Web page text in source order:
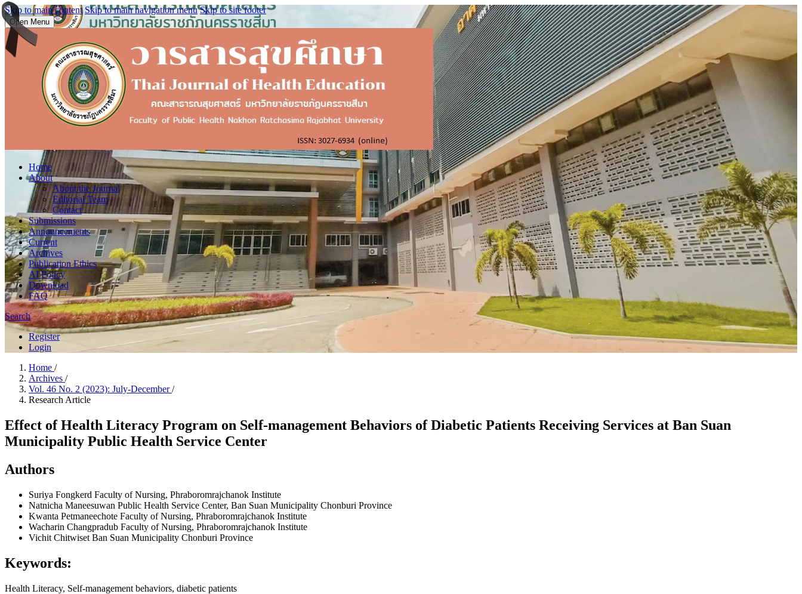
Skip to main content Skip to main navigation menu Skip to site footer
Open Menu
Home
About
About the Journal
Editorial Team
Contact
Submissions
Announcements
Current
Archives
Publication Ethics
AI Policy
Download
FAQ
Search
Register
Login
Home /
Archives /
Vol. 46 No. 2 (2023): July-December/
Research Article
Effect of Health Literacy Program on Self-management Behaviors of Diabetic Patients Receiving Services at Ban Suan
Municipality Public Health Service Center
Authors
Suriya Fongkerd Faculty of Nursing, Phraboromrajchanok Institute
Natnicha Maneesuwan Public Health Service Center, Ban Suan Municipality Chonburi Province
Kwanta Petmaneechote Faculty of Nursing, Phraboromrajchanok Institute
Wacharin Changpradub Faculty of Nursing, Phraboromrajchanok Institute
Vichit Chitwiset Ban Suan Municipality Chonburi Province
Keywords:
Health Literacy, Self-management behaviors, diabetic patients